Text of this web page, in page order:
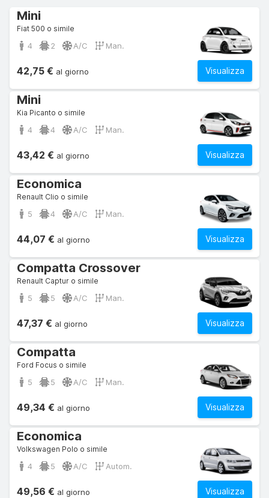
Mini
Fiat 500 o simile
4 2 A/C Man.
Visualizza
42,75 € al giorno
Mini
Kia Picanto o simile
4 4 A/C Man.
Visualizza
43,42 € al giorno
Economica
Renault Clio o simile
5 4 A/C Man.
Visualizza
44,07 € al giorno
Compatta Crossover
Renault Captur o simile
5 5 A/C Man.
Visualizza
47,37 € al giorno
Compatta
Ford Focus o simile
5 5 A/C Man.
Visualizza
49,34 € al giorno
Economica
Volkswagen Polo o simile
4 5 A/C Autom.
Visualizza
49,56 € al giorno